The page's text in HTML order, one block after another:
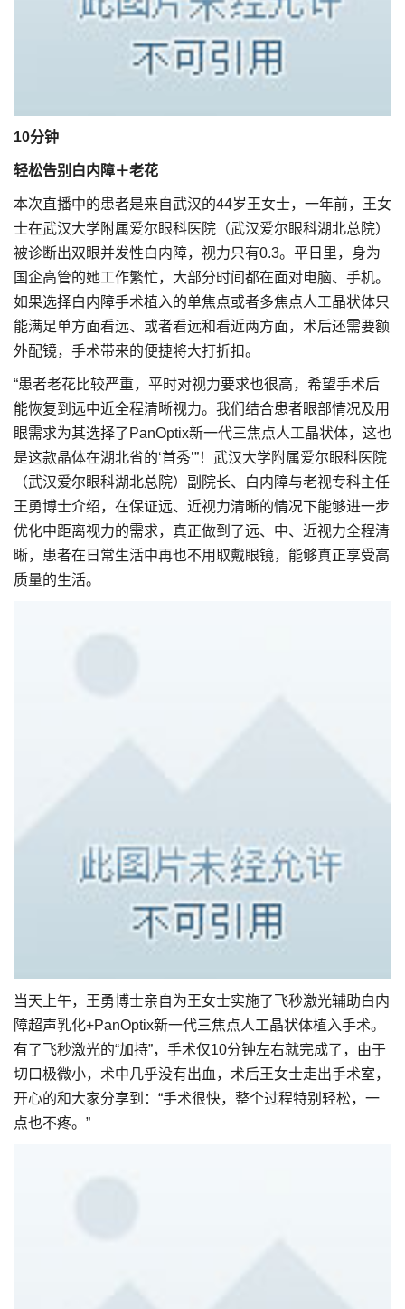
10分钟
轻松告别白内障＋老花
本次直播中的患者是来自武汉的44岁王女士，一年前，王女
士在武汉大学附属爱尔眼科医院（武汉爱尔眼科湖北总院）
被诊断出双眼并发性白内障，视力只有0.3。平日里，身为
国企高管的她工作繁忙，大部分时间都在面对电脑、手机。
如果选择白内障手术植入的单焦点或者多焦点人工晶状体只
能满足单方面看远、或者看远和看近两方面，术后还需要额
外配镜，手术带来的便捷将大打折扣。
“患者老花比较严重，平时对视力要求也很高，希望手术后
能恢复到远中近全程清晰视力。我们结合患者眼部情况及用
眼需求为其选择了PanOptix新一代三焦点人工晶状体，这也
是这款晶体在湖北省的‘首秀’”！武汉大学附属爱尔眼科医院
（武汉爱尔眼科湖北总院）副院长、白内障与老视专科主任
王勇博士介绍，在保证远、近视力清晰的情况下能够进一步
优化中距离视力的需求，真正做到了远、中、近视力全程清
晰，患者在日常生活中再也不用取戴眼镜，能够真正享受高
质量的生活。
当天上午，王勇博士亲自为王女士实施了飞秒激光辅助白内
障超声乳化+PanOptix新一代三焦点人工晶状体植入手术。
有了飞秒激光的“加持”，手术仅10分钟左右就完成了，由于
切口极微小，术中几乎没有出血，术后王女士走出手术室，
开心的和大家分享到：“手术很快，整个过程特别轻松，一
点也不疼。”